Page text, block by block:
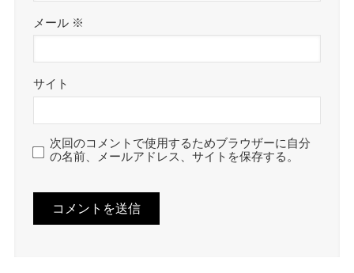
メール ※
サイト
次回のコメントで使用するためブラウザーに自分
の名前、メールアドレス、サイトを保存する。